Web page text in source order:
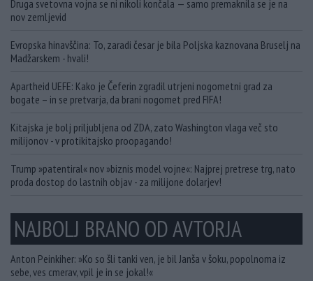
Druga svetovna vojna se ni nikoli končala — samo premaknila se je na
nov zemljevid
Evropska hinavščina: To, zaradi česar je bila Poljska kaznovana Bruselj na
Madžarskem - hvali!
Apartheid UEFE: Kako je Čeferin zgradil utrjeni nogometni grad za
bogate – in se pretvarja, da brani nogomet pred FIFA!
Kitajska je bolj priljubljena od ZDA, zato Washington vlaga več sto
milijonov - v protikitajsko proopagando!
Trump »patentiral« nov »biznis model vojne«: Najprej pretrese trg, nato
proda dostop do lastnih objav - za milijone dolarjev!
NAJBOLJ BRANO OD AVTORJA
Anton Peinkiher: »Ko so šli tanki ven, je bil Janša v šoku, popolnoma iz
sebe, ves cmerav, vpil je in se jokal!«